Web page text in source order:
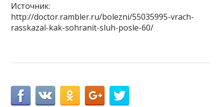
Источник:
http://doctor.rambler.ru/bolezni/55035995-vrach-
rasskazal-kak-sohranit-sluh-posle-60/